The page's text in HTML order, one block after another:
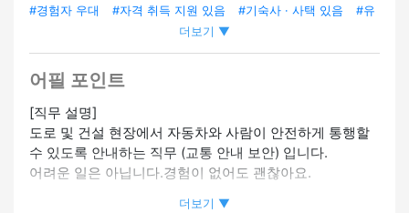
#경험자 우대
#자격 취득 지원 있음 #기숙사 · 사택 있음
#유
더보기 ▼
어필 포인트
[직무 설명]
도로 및 건설 현장에서 자동차와 사람이 안전하게 통행할
수 있도록 안내하는 직무 (교통 안내 보안) 입니다.
어려운 일은 아닙니다.경험이 없어도 괜찮아요.
더보기 ▼